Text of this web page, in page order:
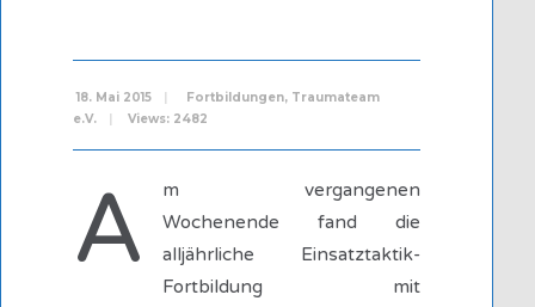
18. Mai 2015 | Fortbildungen, Traumateam
e.V.
| Views: 2482
A
m vergangenen
Wochenende fand die
alljährliche Einsatztaktik-
Fortbildung mit